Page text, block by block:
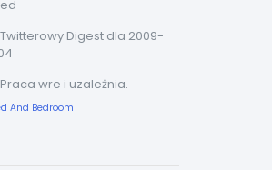
Twitterowy Digest dla 2009-
Praca wre i uzależnia.
And Bedroom